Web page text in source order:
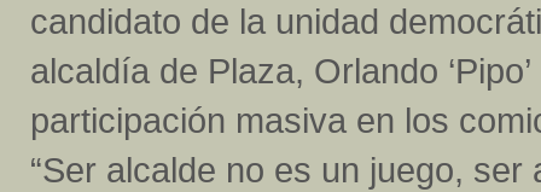
candidato de la unidad
alcaldía de Plaza, Orlando
participación masiva en los
“Ser alcalde no es un juego,